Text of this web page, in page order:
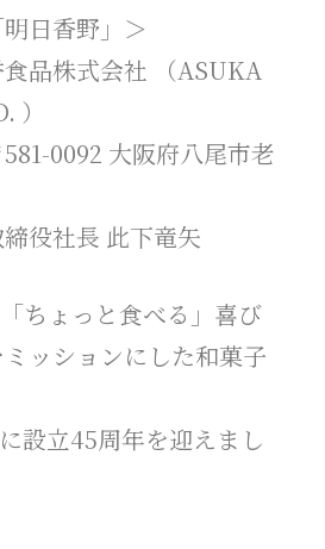
日香野」＞
品株式会社 （ASUKA
）
0092 大阪府八尾市老
役社長 此下竜矢
ちょっと食べる」喜び
ッションにした和菓子
設立45周年を迎えまし